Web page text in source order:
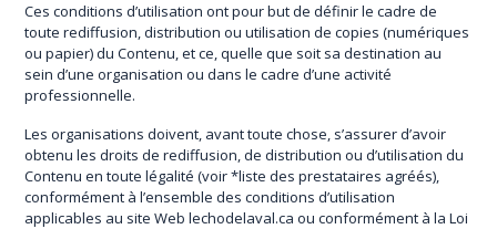
Ces conditions d’utilisation ont pour but de définir le cadre de
toute rediffusion, distribution ou utilisation de copies (numériques
ou papier) du Contenu, et ce, quelle que soit sa destination au
sein d’une organisation ou dans le cadre d’une activité
professionnelle.
Les organisations doivent, avant toute chose, s’assurer d’avoir
obtenu les droits de rediffusion, de distribution ou d’utilisation du
Contenu en toute légalité (voir *liste des prestataires agréés),
conformément à l’ensemble des conditions d’utilisation
applicables au site Web lechodelaval.ca ou conformément à la Loi